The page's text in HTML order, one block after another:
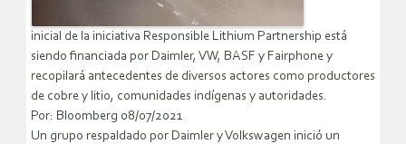
inicial de la iniciativa Responsible Lithium Partnership está
siendo financiada por Daimler, VW, BASF y Fairphone y
recopilará antecedentes de diversos actores como productores
de cobre y litio, comunidades indígenas y autoridades.
Por: Bloomberg 08/07/2021
Un grupo respaldado por Daimler y Volkswagen inició un